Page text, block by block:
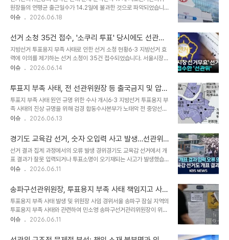
적 공감대 형성이 중요한 과제가 될 것으로 보입니다. 이에 대한 다양
한 정치적, 사회적 논의가 예상됩니다. 향후 정치권 반응 및 전망대통
중심으로 한 반발과 함께, 여당 내에..
원장들의 연평균 출근일수가 14.2일에 불과한 것으로 파악되었습니
다. 이는 법정 근로 가능일을 기준으로 할 때 평균 5.7%의 출근율에
았습니다. 겸직 구조와 책임 의식 결여가 원인선거관리위원장의 낮은
출근율은 주로 법관이 겸직하는 구조에서 비롯됩니다. 비상임 직책으
로 인해 업무에 대한 책임 의식이 결여되는 경향이 나타납니다. 이러한
문제 해결을 위해 상임직 전환 및 책임 강화가 필요합니다. 선거관리위
원회 개혁을 위한 제언선거관리위원장의 상임직 전환과 함께 '5분 대
실화를 통해 책임감을 높이는 방..
이슈 2026.06.18
선거 소청 35건 접수, '소쿠리 투표' 당시에도 선관위
는 포상 잔치
지방선거 투표용지 부족 사태로 인한 선거 소청 현황6·3 지방선거 효
력에 이의를 제기하는 선거 소청이 35건 접수되었습니다. 서울시장 2
건, 서울시 교육감 1건 등 7건은 중앙선거관리위원회에, 기초단체장
오는 17일까지이며, 선관위는 60일 이내에 무효 여부를 결정해야 합
니다. 과거 '소쿠리 투표' 당시 선관위의 성과급 및 포상 지급 내역지난
2022년 '소쿠리 투표' 논란 당시에도 중앙선거관리위원회는 성과상
여급 예산 대부분을 집행했습니다. 또한, 대선 및 지방선거 공로로 직
원 60명에게 중앙선관위원장 표창을 수여했습니다. 6·3 지방선거 두
수립되었습니다...
이슈 2026.06.14
투표지 부족 사태, 전 선관위원장 등 출국금지 및 압수
수색 착수
투표지 부족 사태 원인 규명 위한 수사 개시6·3 지방선거 투표용지 부
족 사태의 진상 규명을 위해 검경 합동수사본부가 노태악 전 중앙선거
관리위원장과 허철훈 전 사무총장 등 선관위 관계자들을 출국금지 조
분입니다. 합수본은 관련 혐의로 선관위 관계자 10여 명을 대상으로
출국금지 조치를 내렸습니다. 압수수색 통해 증거 확보 및 분석 진행합
수본은 과천 중앙선관위와 서울시선관위 등 7곳에 대해 압수수색을
실시하여 투표용지 인쇄 계획서, 회의록, 예산서, 관련 파일 등을 확보
했습니다. 선거 당일 투표용지 보관 장소와 수량, 잔여 매수 등을 기록
완료되었으며, 확보된 자료 분석에..
이슈 2026.06.13
경기도 교육감 선거, 숫자 오입력 사고 발생…선관위,
'변명 여지 없다' 사과
선거 결과 집계 과정에서의 오류 발생 경위경기도 교육감 선거에서 개
표 결과가 잘못 입력되거나 투표소명이 오기재되는 사고가 발생했습
니다. 성남시 중원구와 광주시에서 이러한 오류가 확인되었으며, 이는
검증을 하지 못한 점에 대해 변명의 여지가 없다고 밝혔습니다. 구체적
인 오류 사례 및 정정 과정성남시중원구 금광2동 제3투표소에서는 두
후보의 득표수가 뒤바뀌어 공표되었으며, 광주시 초월읍에서는 투표
소명이 잘못 기재되어 결과가 오입력되었습니다. 이러한 오류는 뒤늦
게 확인되어 정정되었으며, 당선인 결과에는 변동이 없었습니다. 하지
다. 선관위의 공식 입장 및 재발 방지 대책경기..
이슈 2026.06.11
송파구선관위원장, 투표용지 부족 사태 책임지고 사임
결정
투표용지 부족 사태 발생 및 위원장 사임 경위서울 송파구 잠실 지역의
투표용지 부족 사태와 관련하여 민소영 송파구선거관리위원장이 위원
장직에서 물러났습니다. 중앙선거관리위원회는 민 위원장의 사의 표
지 부족 사태와 관련하여 직무유기 혐의 등으로 고발된 상태였습니다.
이슈 2026.06.11